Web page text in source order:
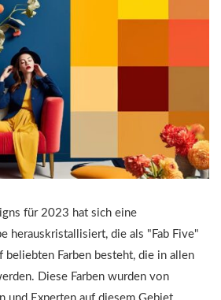
für 2023 hat sich eine
herauskristallisiert, die als "Fab Five"
beliebten Farben besteht, die in allen
Diese Farben wurden von